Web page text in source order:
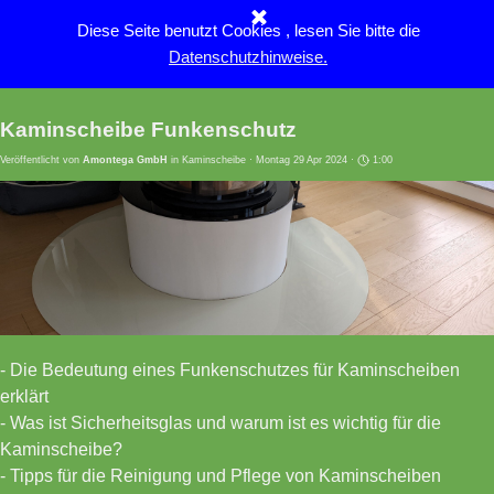
Diese Seite benutzt Cookies , lesen Sie bitte die
Datenschutzhinweise.
Menü überspringen
Kaminscheibe Funkenschutz
Veröffentlicht von Amontega GmbH in Kaminscheibe · Montag 29 Apr 2024 · 1:00
- Die Bedeutung eines Funkenschutzes für Kaminscheiben
erklärt
- Was ist Sicherheitsglas und warum ist es wichtig für die
Kaminscheibe?
- Tipps für die Reinigung und Pflege von Kaminscheiben